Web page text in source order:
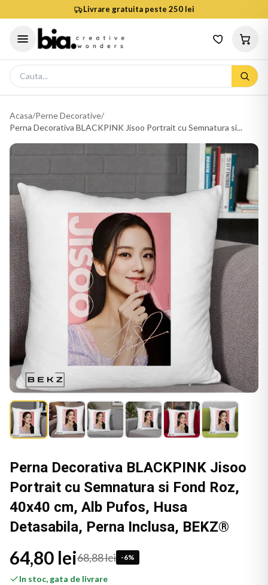
Livrare gratuita peste 250 lei
Acasa/Perne Decorative/
Perna Decorativa BLACKPINK Jisoo Portrait cu Semnatura si...
Perna Decorativa BLACKPINK Jisoo
Portrait cu Semnatura si Fond Roz,
40x40 cm, Alb Pufos, Husa
Detasabila, Perna Inclusa, BEKZ®
64,80 lei68,88 lei -6%
In stoc, gata de livrare